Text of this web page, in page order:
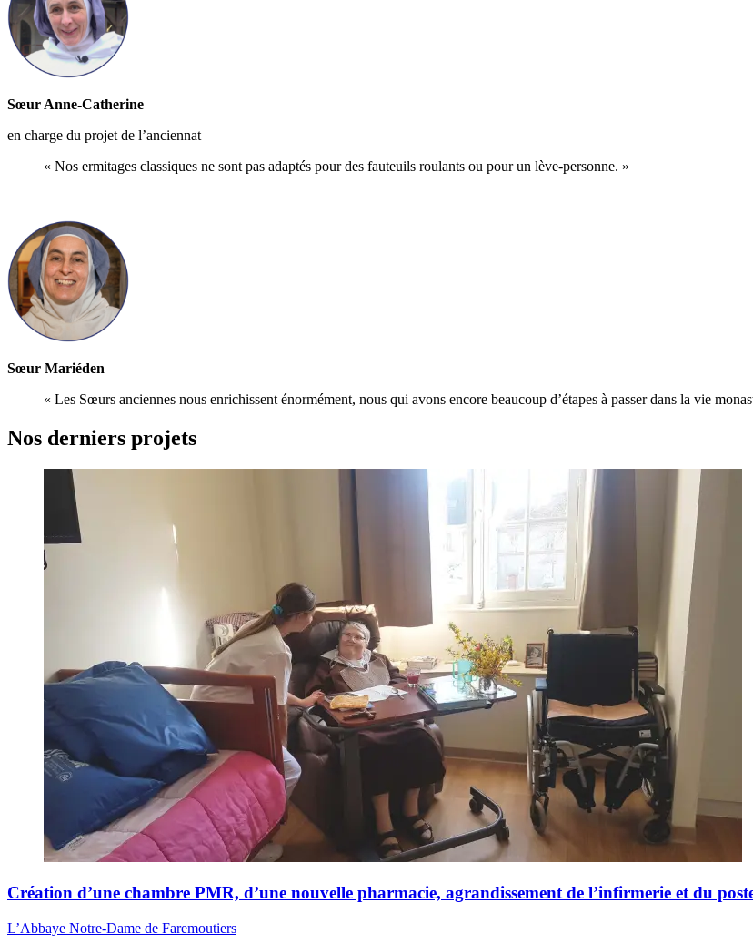
Sœur Anne-Catherine
en charge du projet de l’anciennat
« Nos ermitages classiques ne sont pas adaptés pour des fauteuils roulants ou pour un lève-personne. »
Sœur Mariéden
« Les Sœurs anciennes nous enrichissent énormément, nous qui avons encore beaucoup d’étapes à passer dans la vie
Nos derniers projets
Création d’une chambre PMR, d’une nouvelle pharmacie, agrandissement de l’infirmerie et du
L’Abbaye Notre-Dame de Faremoutiers